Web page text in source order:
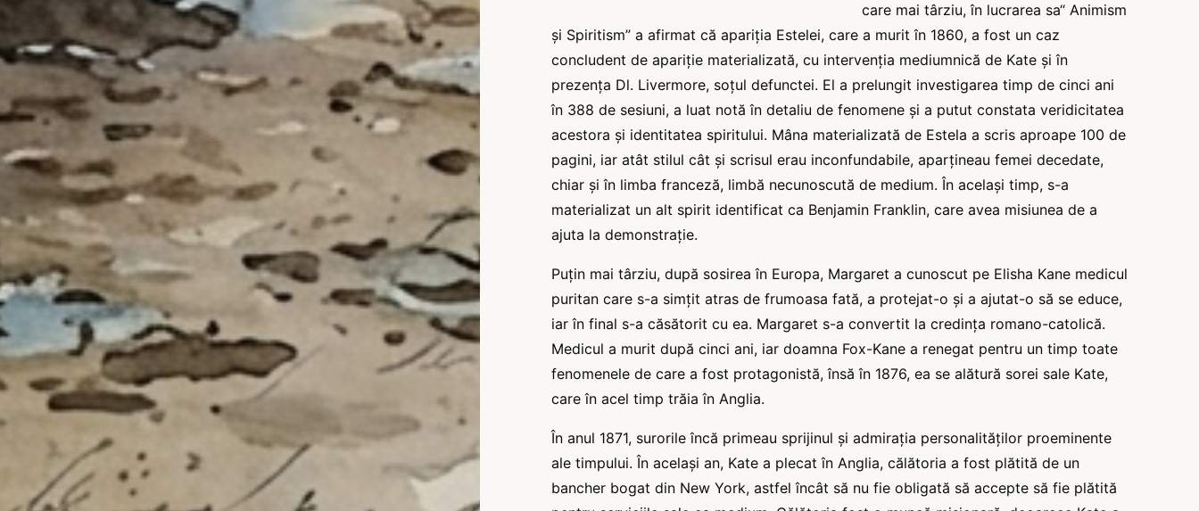
care mai târziu, în lucrarea sa“ Animism
și Spiritism” a afirmat că apariția Estelei, care a murit în 1860, a fost un caz
concludent de apariție materializată, cu intervenția mediumnică de Kate și în
prezența Dl. Livermore, soțul defunctei. El a prelungit investigarea timp de cinci ani
în 388 de sesiuni, a luat notă în detaliu de fenomene și a putut constata veridicitatea
acestora și identitatea spiritului. Mâna materializată de Estela a scris aproape 100 de
pagini, iar atât stilul cât și scrisul erau inconfundabile, aparțineau femei decedate,
chiar și în limba franceză, limbă necunoscută de medium. În același timp, s-a
materializat un alt spirit identificat ca Benjamin Franklin, care avea misiunea de a
ajuta la demonstrație.
Puțin mai târziu, după sosirea în Europa, Margaret a cunoscut pe Elisha Kane medicul
puritan care s-a simțit atras de frumoasa fată, a protejat-o și a ajutat-o să se educe,
iar în final s-a căsătorit cu ea. Margaret s-a convertit la credința romano-catolică.
Medicul a murit după cinci ani, iar doamna Fox-Kane a renegat pentru un timp toate
fenomenele de care a fost protagonistă, însă în 1876, ea se alătură sorei sale Kate,
care în acel timp trăia în Anglia.
În anul 1871, surorile încă primeau sprijinul și admirația personalităților proeminente
ale timpului. În același an, Kate a plecat în Anglia, călătoria a fost plătită de un
bancher bogat din New York, astfel încât să nu fie obligată să accepte să fie plătită